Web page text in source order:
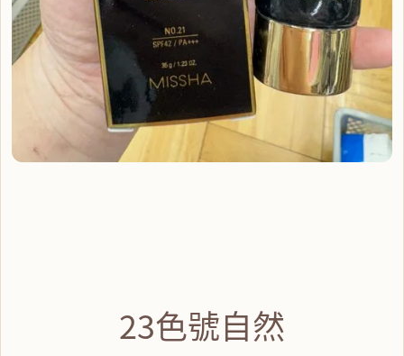
23色號自然